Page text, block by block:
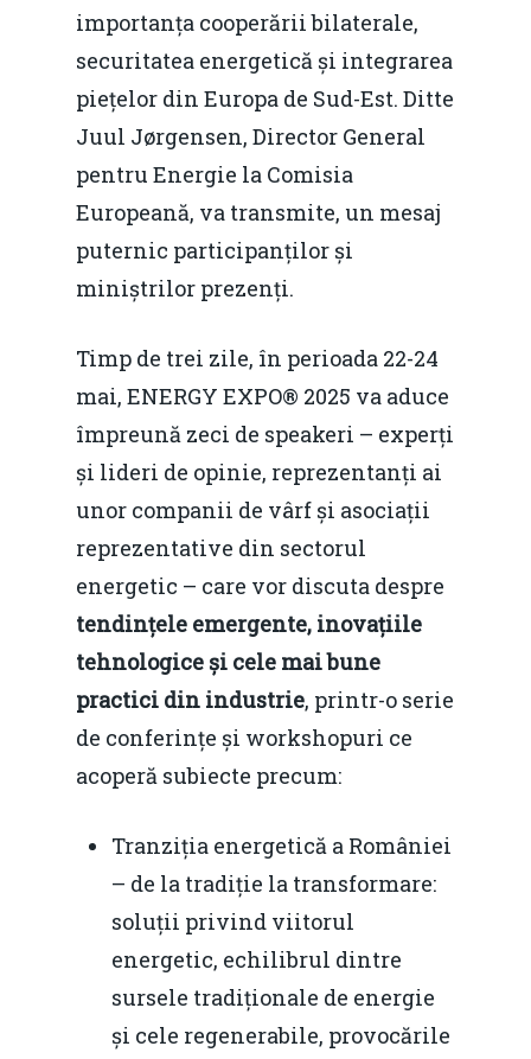
importanța cooperării bilaterale,
securitatea energetică și integrarea
piețelor din Europa de Sud-Est. Ditte
Juul Jørgensen, Director General
pentru Energie la Comisia
Europeană, va transmite, un mesaj
puternic participanților și
miniștrilor prezenți.
Timp de trei zile, în perioada 22-24
mai, ENERGY EXPO® 2025 va aduce
împreună zeci de speakeri – experți
și lideri de opinie, reprezentanți ai
unor companii de vârf și asociații
reprezentative din sectorul
energetic – care vor discuta despre
tendințele emergente, inovațiile
tehnologice și cele mai bune
practici din industrie, printr-o serie
de conferințe și workshopuri ce
acoperă subiecte precum:
Tranziția energetică a României
– de la tradiție la transformare:
soluții privind viitorul
energetic, echilibrul dintre
sursele tradiționale de energie
și cele regenerabile, provocările